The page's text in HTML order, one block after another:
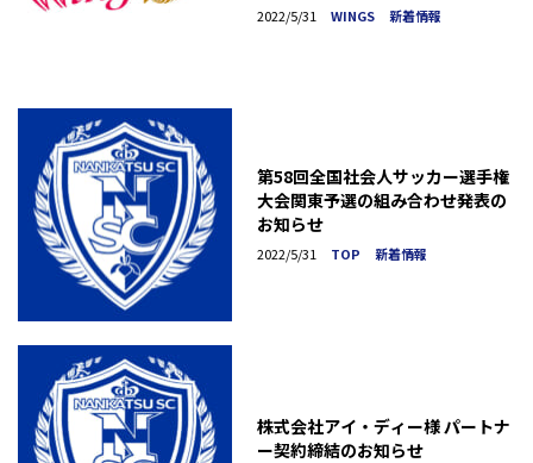
2022/5/31 WINGS 新着情報
第58回全国社会人サッカー選手権
大会関東予選の組み合わせ発表の
お知らせ
2022/5/31 TOP 新着情報
株式会社アイ・ディー様 パートナ
ー契約締結のお知らせ